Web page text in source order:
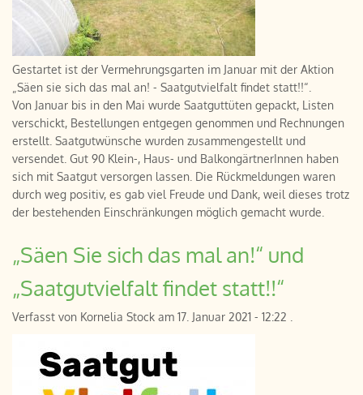
Gestartet ist der Vermehrungsgarten im Januar mit der Aktion
„Säen sie sich das mal an! - Saatgutvielfalt findet statt!!“.
Von Januar bis in den Mai wurde Saatguttüten gepackt, Listen
verschickt, Bestellungen entgegen genommen und Rechnungen
erstellt. Saatgutwünsche wurden zusammengestellt und
versendet. Gut 90 Klein-, Haus- und BalkongärtnerInnen haben
sich mit Saatgut versorgen lassen. Die Rückmeldungen waren
durch weg positiv, es gab viel Freude und Dank, weil dieses trotz
der bestehenden Einschränkungen möglich gemacht wurde.
„Säen Sie sich das mal an!“ und
„Saatgutvielfalt findet statt!!“
Verfasst von Kornelia Stock am 17. Januar 2021 - 12:22